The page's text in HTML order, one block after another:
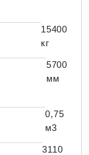
15400
кг
5700
мм
0,75
м3
3110